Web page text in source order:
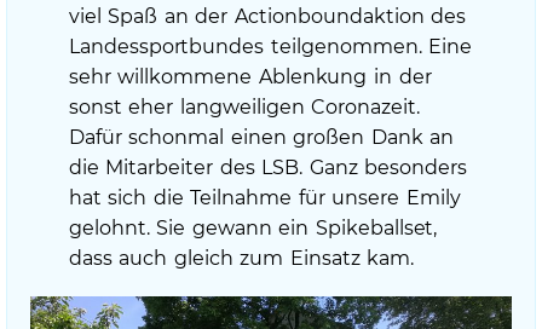
viel Spaß an der Actionboundaktion des
Landessportbundes teilgenommen. Eine
sehr willkommene Ablenkung in der
sonst eher langweiligen Coronazeit.
Dafür schonmal einen großen Dank an
die Mitarbeiter des LSB. Ganz besonders
hat sich die Teilnahme für unsere Emily
gelohnt. Sie gewann ein Spikeballset,
dass auch gleich zum Einsatz kam.